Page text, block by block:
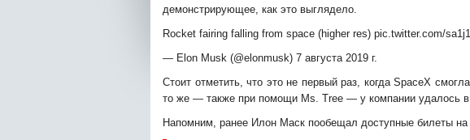
демонстрирующее, как это выглядело.
Rocket fairing falling from space (higher res) pic.twitter.com/
— Elon Musk (@elonmusk) 7 августа 2019 г.
Стоит отметить, что это не первый раз, когда SpaceX
то же — также при помощи Ms. Tree — у компании удалось
Напомним, ранее Илон Маск пообещал доступные билеты